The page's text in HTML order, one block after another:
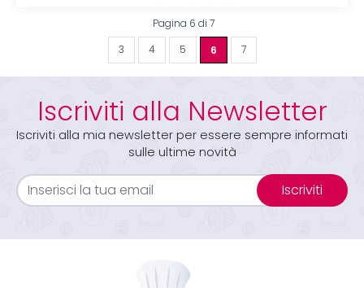
Pagina 6 di 7
3 4 5 6 7
Iscriviti alla Newsletter
Iscriviti alla mia newsletter per essere sempre informati
sulle ultime novità
Iscriviti